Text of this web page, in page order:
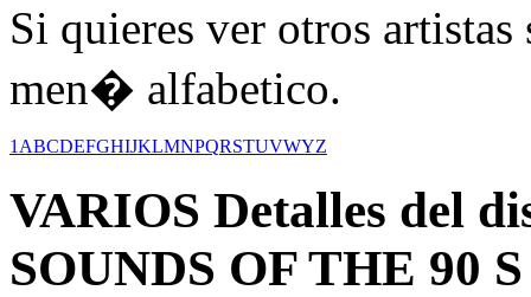
Si quieres ver otros
men� alfabetico.
1 ABCDEFGHIJKLMNPQRSTUVWYZ
VARIOS Detalles del
SOUNDS OF THE 90 S